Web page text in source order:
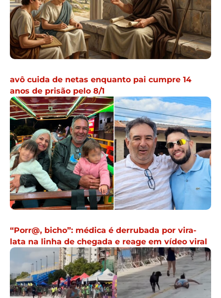
avô cuida de netas enquanto pai cumpre 14
anos de prisão pelo 8/1
“Porr@, bicho”: médica é derrubada por vira-
lata na linha de chegada e reage em vídeo viral